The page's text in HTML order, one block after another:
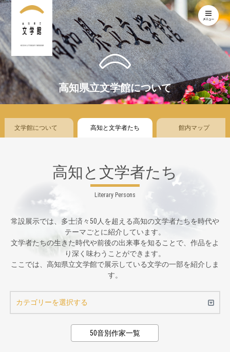
KOCHI LITERARY MUSEUM
高知県立文学館について
文学館について 高知と文学者たち 館内マップ
高知と文学者たち
Literary Persons
常設展示では、多士済々50人を超える高知の文学者たちを時代や
テーマごとに紹介しています。
文学者たちの生きた時代や前後の出来事を知ることで、作品をよ
り深く味わうことができます。
ここでは、高知県立文学館で展示している文学の一部を紹介しま
す。
カテゴリーを選択する
50音別作家一覧